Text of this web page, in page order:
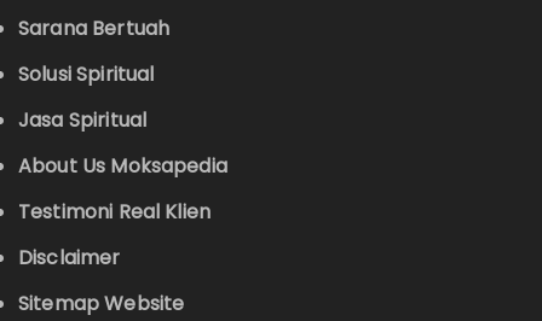
Sarana Bertuah
Solusi Spiritual
Jasa Spiritual
About Us Moksapedia
Testimoni Real Klien
Disclaimer
Sitemap Website